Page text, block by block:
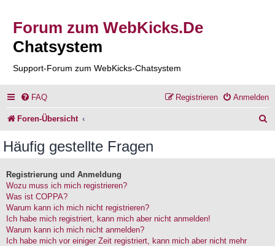
Forum zum WebKicks.De
Chatsystem
Support-Forum zum WebKicks-Chatsystem
FAQ Anmelden
Registrieren
Foren-Übersicht
Häufig gestellte Fragen
Registrierung und Anmeldung
Wozu muss ich mich registrieren?
Was ist COPPA?
Warum kann ich mich nicht registrieren?
Ich habe mich registriert, kann mich aber nicht anmelden!
Warum kann ich mich nicht anmelden?
Ich habe mich vor einiger Zeit registriert, kann mich aber nicht mehr